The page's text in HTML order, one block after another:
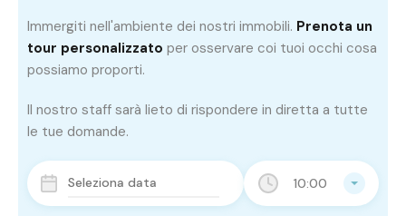
10:00
Immergiti nell'ambiente dei nostri immobili. Prenota un
tour personalizzato per osservare coi tuoi occhi cosa
possiamo proporti.
Il nostro staff sarà lieto di rispondere in diretta a tutte
le tue domande.